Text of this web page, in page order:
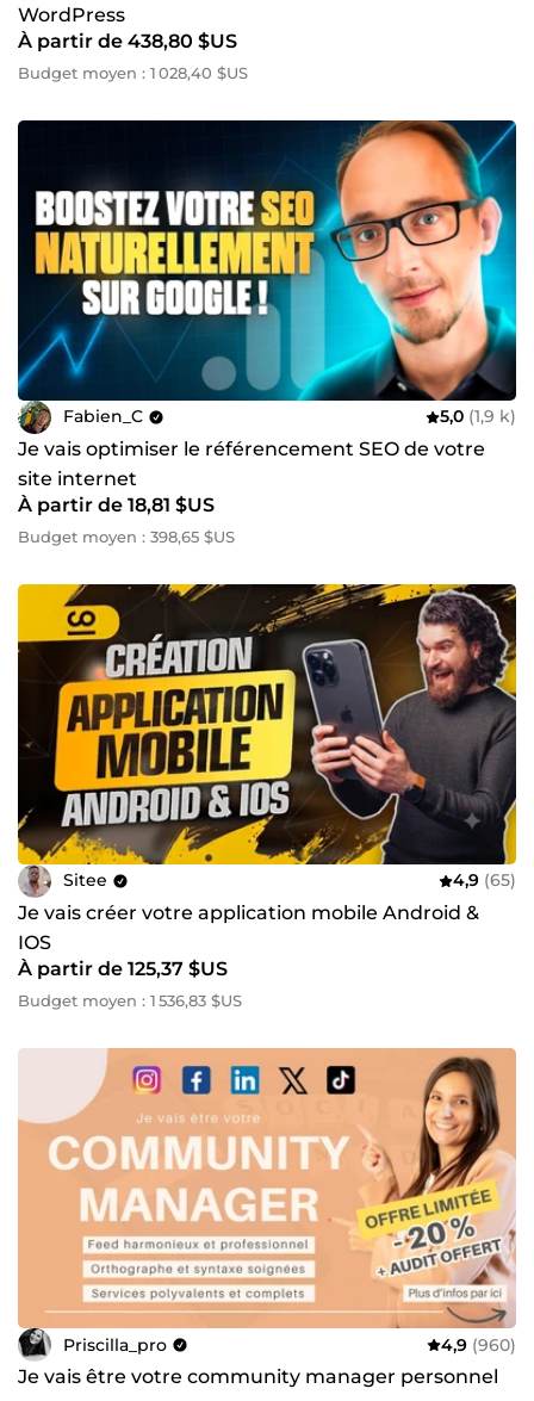
WordPress
À partir de 438,80 $US
Budget moyen : 1 028,40 $US
Fabien_C 5,0 (1,9 k)
Je vais optimiser le référencement SEO de votre
site internet
À partir de 18,81 $US
Budget moyen : 398,65 $US
Sitee 4,9 (65)
Je vais créer votre application mobile Android &
IOS
À partir de 125,37 $US
Budget moyen : 1 536,83 $US
Priscilla_pro 4,9 (960)
Je vais être votre community manager personnel